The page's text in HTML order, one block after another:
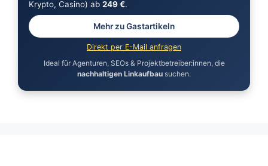
Krypto, Casino) ab 249 €.
Mehr zu Gastartikeln
Direkt per E-Mail anfragen
Ideal für Agenturen, SEOs & Projektbetreiber:innen, die
nachhaltigen Linkaufbau suchen.